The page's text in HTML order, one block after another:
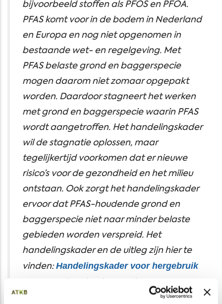
bijvoorbeeld stoffen als PFOS en PFOA.
PFAS komt voor in de bodem in Nederland
en Europa en nog niet opgenomen in
bestaande wet- en regelgeving. Met
PFAS belaste grond en baggerspecie
mogen daarom niet zomaar opgepakt
worden. Daardoor stagneert het werken
met grond en baggerspecie waarin PFAS
wordt aangetroffen. Het handelingskader
wil de stagnatie oplossen, maar
tegelijkertijd voorkomen dat er nieuwe
risico’s voor de gezondheid en het milieu
ontstaan. Ook zorgt het handelingskader
ervoor dat PFAS-houdende grond en
baggerspecie niet naar minder belaste
gebieden worden verspreid. Het
handelingskader en de uitleg zijn hier te
vinden: Handelingskader voor hergebruik
van PFAS-houdende grond en
baggerspecie | Informatiepunt